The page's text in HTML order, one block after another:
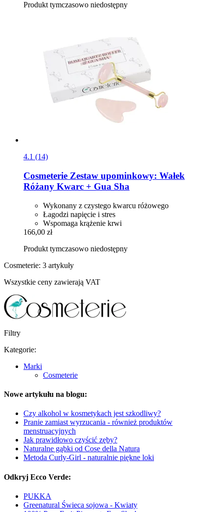
Produkt tymczasowo niedostępny
4.1 (14)
Cosmeterie Zestaw upominkowy: Wałek
Różany Kwarc + Gua Sha
Wykonany z czystego kwarcu różowego
Łagodzi napięcie i stres
Wspomaga krążenie krwi
166,00 zł
Produkt tymczasowo niedostępny
Cosmeterie: 3 artykuły
Wszystkie ceny zawierają VAT
Filtry
Kategorie:
Marki
Cosmeterie
Nowe artykułu na blogu:
Czy alkohol w kosmetykach jest szkodliwy?
Pranie zamiast wyrzucania - również produktów
menstruacyjnych
Jak prawidłowo czyścić zęby?
Naturalne gąbki od Cose della Natura
Metoda Curly-Girl - naturalnie piękne loki
Odkryj Ecco Verde:
PUKKA
Greenatural Świeca sojowa - Kwiaty